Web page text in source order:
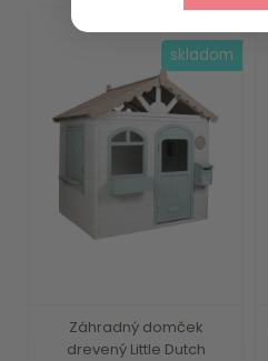
Záhradný domček
drevený Little Dutch
skladom